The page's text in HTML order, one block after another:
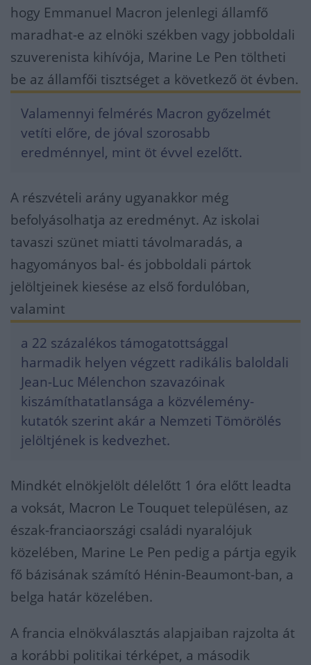
hogy Emmanuel Macron jelenlegi államfő
maradhat-e az elnöki székben vagy jobboldali
szuverenista kihívója, Marine Le Pen töltheti
be az államfői tisztséget a következő öt évben.
Valamennyi felmérés Macron győzelmét
vetíti előre, de jóval szorosabb
eredménnyel, mint öt évvel ezelőtt.
A részvételi arány ugyanakkor még
befolyásolhatja az eredményt. Az iskolai
tavaszi szünet miatti távolmaradás, a
hagyományos bal- és jobboldali pártok
jelöltjeinek kiesése az első fordulóban,
valamint
a 22 százalékos támogatottsággal
harmadik helyen végzett radikális baloldali
Jean-Luc Mélenchon szavazóinak
kiszámíthatatlansága a közvélemény-
kutatók szerint akár a Nemzeti Tömörölés
jelöltjének is kedvezhet.
Mindkét elnökjelölt délelőtt 1 óra előtt leadta
a voksát, Macron Le Touquet településen, az
észak-franciaországi családi nyaralójuk
közelében, Marine Le Pen pedig a pártja egyik
fő bázisának számító Hénin-Beaumont-ban, a
belga határ közelében.
A francia elnökválasztás alapjaiban rajzolta át
a korábbi politikai térképet, a második